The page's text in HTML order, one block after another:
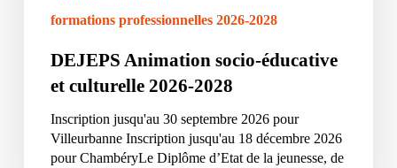
formations professionnelles 2026-2028
DEJEPS Animation socio-éducative
et culturelle 2026-2028
Inscription jusqu'au 30 septembre 2026 pour
Villeurbanne Inscription jusqu'au 18 décembre 2026
pour ChambéryLe Diplôme d’Etat de la jeunesse, de